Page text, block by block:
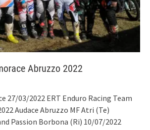
Abruzzo 2022
27/03/2022 ERT Enduro Racing Team
Audace Abruzzo MF Atri (Te)
Passion Borbona (Ri) 10/07/2022